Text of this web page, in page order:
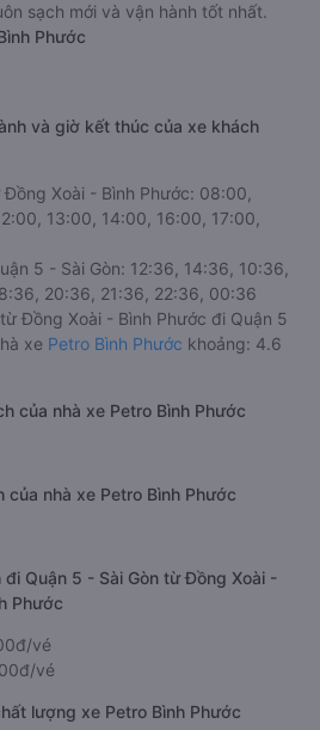
sạch mới và vận hành tốt nhất.
Phước
và giờ kết thúc của xe khách
Xoài - Bình Phước: 08:00,
13:00, 14:00, 16:00, 17:00,
5 - Sài Gòn: 12:36, 14:36, 10:36,
20:36, 21:36, 22:36, 00:36
Đồng Xoài - Bình Phước đi Quận 5
xe Petro Bình Phước khoảng: 4.6
của nhà xe Petro Bình Phước
của nhà xe Petro Bình Phước
Quận 5 - Sài Gòn từ Đồng Xoài -
Phước
vé
vé
lượng xe Petro Bình Phước